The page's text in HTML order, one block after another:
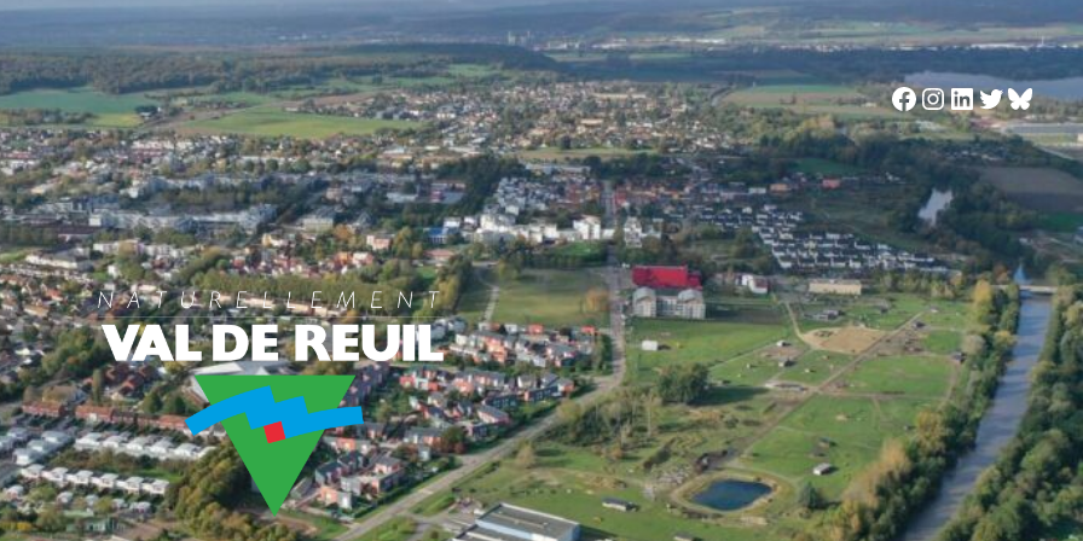
Facebook
Instagram
LinkedIn
Twitter